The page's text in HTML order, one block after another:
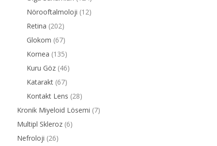
Nörooftalmoloji (12)
Retina (202)
Glokom (67)
Kornea (135)
Kuru Göz (46)
Katarakt (67)
Kontakt Lens (28)
Kronik Miyeloid Lösemi (7)
Multipl Skleroz (6)
Nefroloji (26)